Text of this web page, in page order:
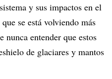
y sus impactos en el
se está volviendo más
nunca entender que estos
de glaciares y mantos